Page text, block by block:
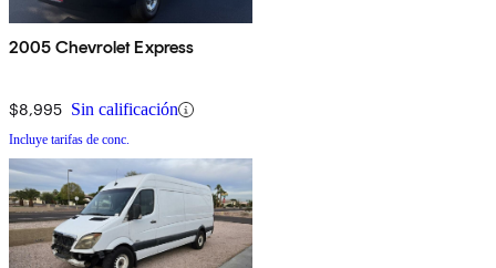
2005 Chevrolet Express
$8,995 Sin calificación
Incluye tarifas de conc.